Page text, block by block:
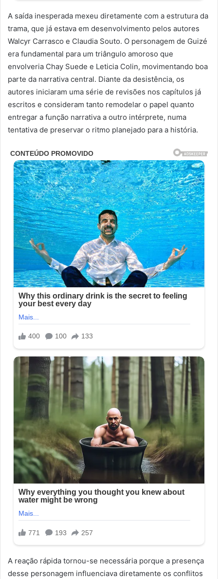
A saída inesperada mexeu diretamente com a estrutura da
trama, que já estava em desenvolvimento pelos autores
Walcyr Carrasco e Claudia Souto. O personagem de Guizé
era fundamental para um triângulo amoroso que
envolveria Chay Suede e Leticia Colin, movimentando boa
parte da narrativa central. Diante da desistência, os
autores iniciaram uma série de revisões nos capítulos já
escritos e consideram tanto remodelar o papel quanto
entregar a função narrativa a outro intérprete, numa
tentativa de preservar o ritmo planejado para a história.
A reação rápida tornou-se necessária porque a presença
desse personagem influenciava diretamente os conflitos